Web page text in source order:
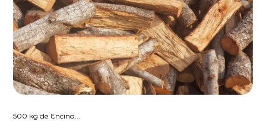
500 kg de Encina...